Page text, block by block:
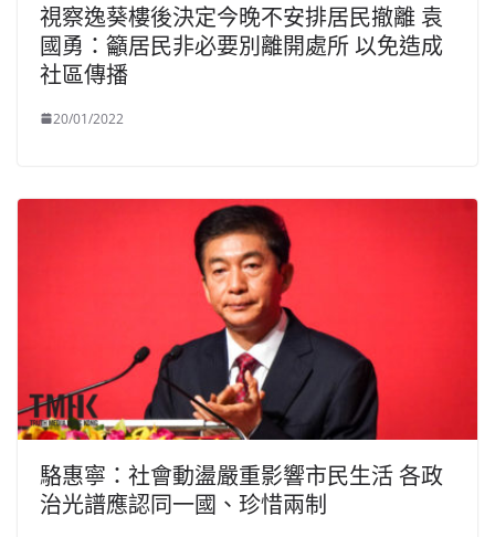
視察逸葵樓後決定今晚不安排居民撤離 袁
國勇：籲居民非必要別離開處所 以免造成
社區傳播
20/01/2022
駱惠寧：社會動盪嚴重影響市民生活 各政
治光譜應認同一國、珍惜兩制